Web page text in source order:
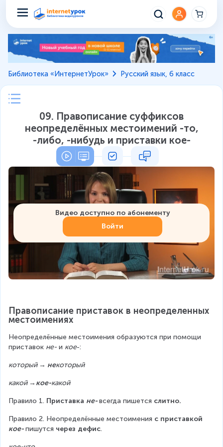
Библиотека «ИнтернетУрок» Русский язык, 6 класс
09. Правописание суффиксов
неопределённых местоимений -то,
-либо, -нибудь и приставки кое-
Видео доступно по абонементу
Войти
Правописание приставок в неопределенных
местоимениях
Неопределённые местоимения образуются при помощи
приставок не- и кое-:
который → некоторый
какой → кое-какой
Правило 1. Приставка не- всегда пишется слитно.
Правило 2. Неопределённые местоимения с приставкой
кое- пишутся через дефис.